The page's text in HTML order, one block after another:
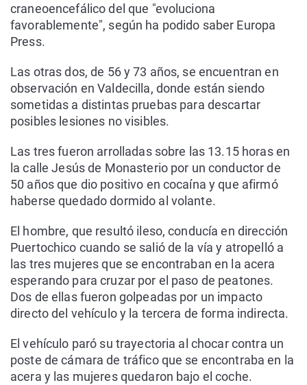
craneoencefálico del que "evoluciona
favorablemente", según ha podido saber Europa
Press.
Las otras dos, de 56 y 73 años, se encuentran en
observación en Valdecilla, donde están siendo
sometidas a distintas pruebas para descartar
posibles lesiones no visibles.
Las tres fueron arrolladas sobre las 13.15 horas en
la calle Jesús de Monasterio por un conductor de
50 años que dio positivo en cocaína y que afirmó
haberse quedado dormido al volante.
El hombre, que resultó ileso, conducía en dirección
Puertochico cuando se salió de la vía y atropelló a
las tres mujeres que se encontraban en la acera
esperando para cruzar por el paso de peatones.
Dos de ellas fueron golpeadas por un impacto
directo del vehículo y la tercera de forma indirecta.
El vehículo paró su trayectoria al chocar contra un
poste de cámara de tráfico que se encontraba en la
acera y las mujeres quedaron bajo el coche.